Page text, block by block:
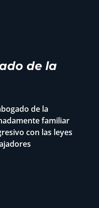
de la
de la
familiar
con las leyes